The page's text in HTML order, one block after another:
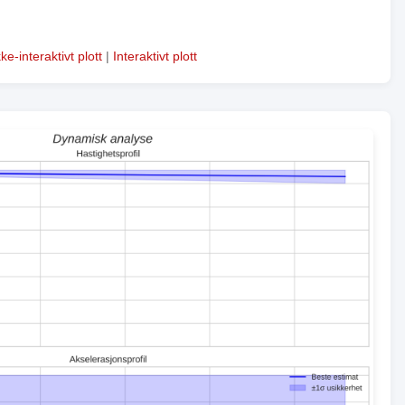
interaktivt plott | Interaktivt plott